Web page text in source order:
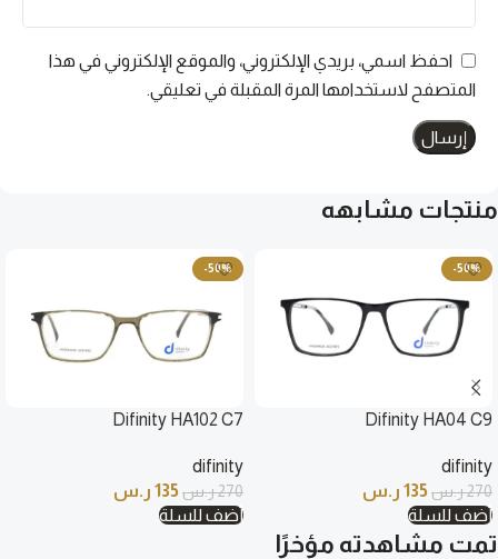
احفظ اسمي، بريدي الإلكتروني، والموقع الإلكتروني في هذا
المتصفح لاستخدامها المرة المقبلة في تعليقي.
منتجات مشابهه
-50%
Difinity HA04 C9
difinity
270ر.س135 ر.س
أضف للسلة
-50%
Difinity HA102 C7
difinity
270ر.س135 ر.س
أضف للسلة
تمت مشاهدته مؤخرًا